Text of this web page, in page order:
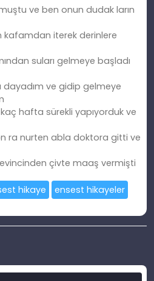
ve ben onun dudak ların
kafamdan iterek derinlere
suları gelmeye başladı
dayadım ve gidip gelmeye
hafta sürekli yapıyorduk ve
ra nurten abla doktora gitti ve
çivte maaş vermişti
hikaye ensest hikayeler